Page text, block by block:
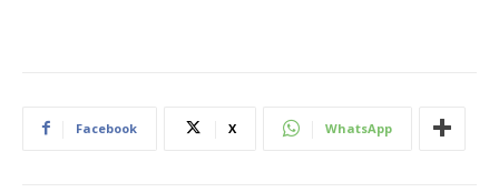
Facebook X WhatsApp